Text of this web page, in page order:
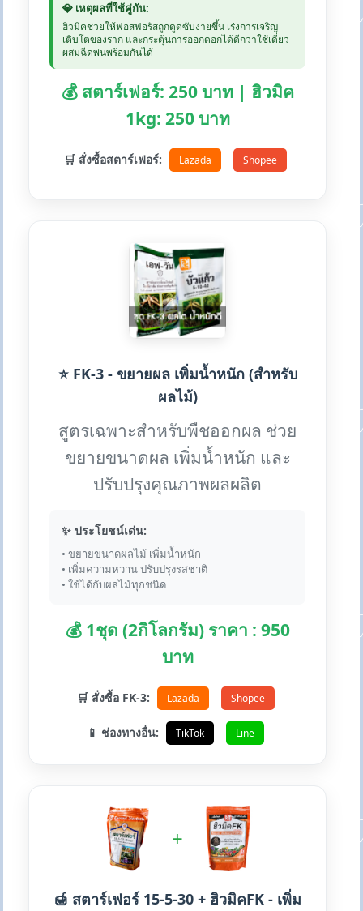
💎 เหตุผลที่ใช้คู่กัน:
ฮิวมิคช่วยให้ฟอสฟอรัสถูกดูดซับง่ายขึ้น เร่งการเจริญ
เติบโตของราก และกระตุ้นการออกดอกได้ดีกว่าใช้เดี่ยว
ผสมฉีดพ่นพร้อมกันได้
💰 สตาร์เฟอร์: 250 บาท | ฮิวมิค
1kg: 250 บาท
🛒 สั่งซื้อสตาร์เฟอร์: Lazada Shopee
⭐ FK-3 - ขยายผล เพิ่มน้ำหนัก (สำหรับ
ผลไม้)
สูตรเฉพาะสำหรับพืชออกผล ช่วย
ขยายขนาดผล เพิ่มน้ำหนัก และ
ปรับปรุงคุณภาพผลผลิต
✨ ประโยชน์เด่น:
• ขยายขนาดผลไม้ เพิ่มน้ำหนัก
• เพิ่มความหวาน ปรับปรุงรสชาติ
• ใช้ได้กับผลไม้ทุกชนิด
💰 1ชุด (2กิโลกรัม) ราคา : 950
บาท
🛒 สั่งซื้อ FK-3: Lazada Shopee
📱 ช่องทางอื่น: TikTok Line
+
🍯 สตาร์เฟอร์ 15-5-30 + ฮิวมิคFK - เพิ่ม